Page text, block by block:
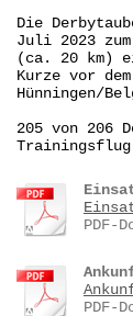
Die
Juli 2023
(ca. 20 km)
Kurze vor
Hünningen/
205 von 206
Trainingsflug
PDF-
PDF-